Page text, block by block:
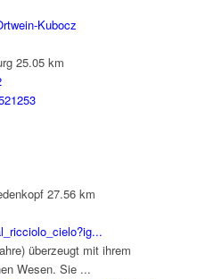
Kubocz
25.05 km
27.56 km
überzeugt mit ihrem
Wesen. Sie ...